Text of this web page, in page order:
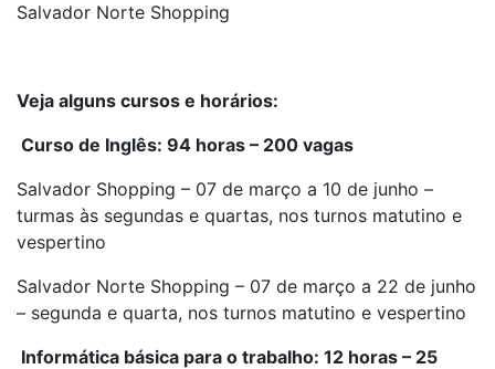
Salvador Norte Shopping
Veja alguns cursos e horários:
Curso de Inglês: 94 horas – 200 vagas
Salvador Shopping – 07 de março a 10 de junho –
turmas às segundas e quartas, nos turnos matutino e
vespertino
Salvador Norte Shopping – 07 de março a 22 de junho
– segunda e quarta, nos turnos matutino e vespertino
Informática básica para o trabalho: 12 horas – 25